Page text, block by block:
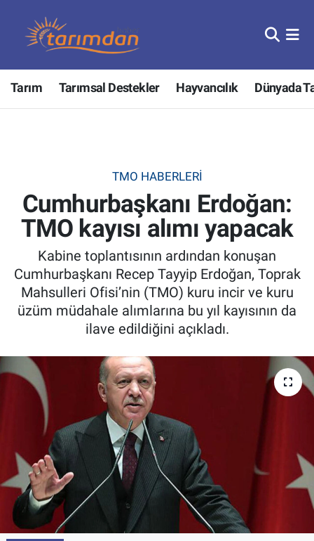
Tarım Tarımsal Destekler Hayvancılık Dünyada
TMO HABERLERI
Cumhurbaşkanı Erdoğan:
TMO kayısı alımı yapacak
Kabine toplantısının ardından konuşan
Cumhurbaşkanı Recep Tayyip Erdoğan, Toprak
Mahsulleri Ofisi’nin (TMO) kuru incir ve kuru
üzüm müdahale alımlarına bu yıl kayısının da
ilave edildiğini açıkladı.
Tarım
Hayvancılık
Tarımsal Destekler
Tarım Bakanlığı
TZOB
Tarım Kredi Kooperatifleri
Et fiyatları
Tarım Bilgisi
Yetiştirici Soruyor
Dünyada Tarım
Üretici Birlikleri
Nöbetçi Eczaneler
Hava Durumu
Tüm Manşetler
Son Dakika Haberleri
Haber Arşivi